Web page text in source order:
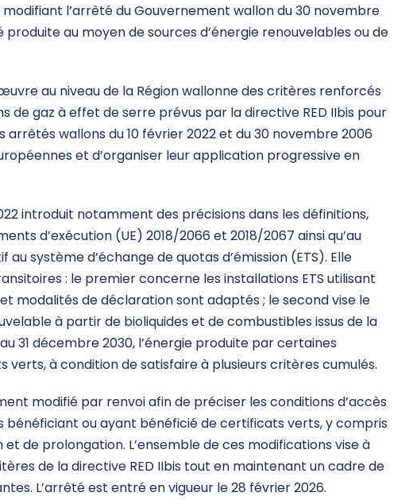
l’arrêté du Gouvernement wallon du 30 novembre
au moyen de sources d’énergie renouvelables ou de
au niveau de la Région wallonne des critères renforcés
de gaz à effet de serre prévus par la directive RED IIbis pour
arrêtés wallons du 10 février 2022 et du 30 novembre 2006
et d’organiser leur application progressive en
introduit notamment des précisions dans les définitions,
d’exécution (UE) 2018/2066 et 2018/2067 ainsi qu’au
système d’échange de quotas d’émission (ETS). Elle
: le premier concerne les installations ETS utilisant
modalités de déclaration sont adaptés ; le second vise le
à partir de bioliquides et de combustibles issus de la
31 décembre 2030, l’énergie produite par certaines
à condition de satisfaire à plusieurs critères cumulés.
modifié par renvoi afin de préciser les conditions d’accès
ou ayant bénéficié de certificats verts, y compris
de prolongation. L’ensemble de ces modifications vise à
de la directive RED IIbis tout en maintenant un cadre de
L’arrêté est entré en vigueur le 28 février 2026.